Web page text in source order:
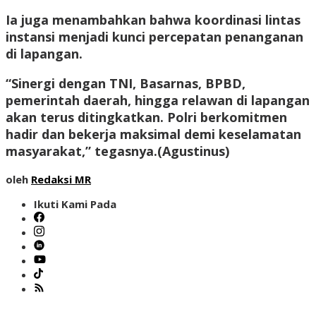
Ia juga menambahkan bahwa koordinasi lintas
instansi menjadi kunci percepatan penanganan
di lapangan.
“Sinergi dengan TNI, Basarnas, BPBD,
pemerintah daerah, hingga relawan di lapangan
akan terus ditingkatkan. Polri berkomitmen
hadir dan bekerja maksimal demi keselamatan
masyarakat,” tegasnya.(Agustinus)
oleh Redaksi MR
Ikuti Kami Pada